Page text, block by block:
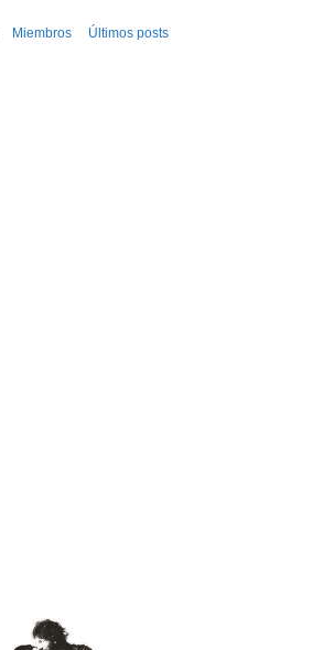
Miembros Últimos posts